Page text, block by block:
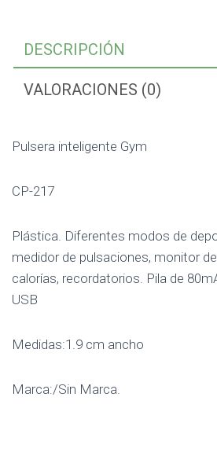
DESCRIPCIÓN
VALORACIONES (0)
Pulsera inteligente Gym
CP-217
Plástica. Diferentes modos de
medidor de pulsaciones, monitor
calorías, recordatorios. Pila de
USB
Medidas:1.9 cm ancho
Marca:/Sin Marca.